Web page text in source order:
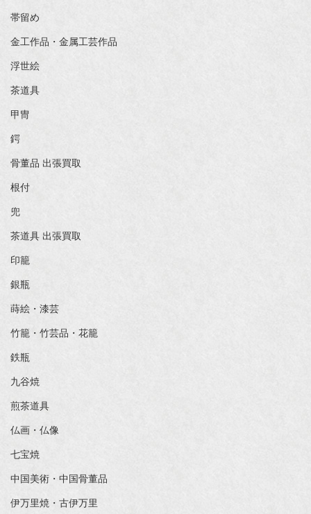
帯留め
金工作品・金属工芸作品
浮世絵
茶道具
甲冑
鍔
骨董品 出張買取
根付
兜
茶道具 出張買取
印籠
銀瓶
蒔絵・漆芸
竹籠・竹芸品・花籠
鉄瓶
九谷焼
煎茶道具
仏画・仏像
七宝焼
中国美術・中国骨董品
伊万里焼・古伊万里